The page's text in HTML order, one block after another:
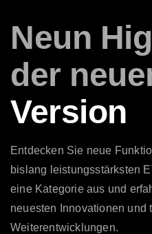
Neun
der
Version
Entdecken Sie neue
bislang leistungsstärksten
eine Kategorie aus und
neuesten Innovationen und
Weiterentwicklungen.